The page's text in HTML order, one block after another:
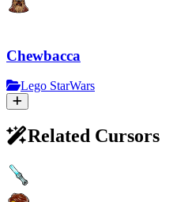
Chewbacca
Lego StarWars
Related Cursors